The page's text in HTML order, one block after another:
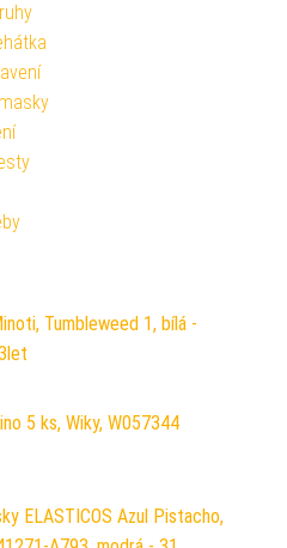
Tumbleweed 1, bílá -
5 ks, Wiky, W057344
ELASTICOS Azul Pistacho,